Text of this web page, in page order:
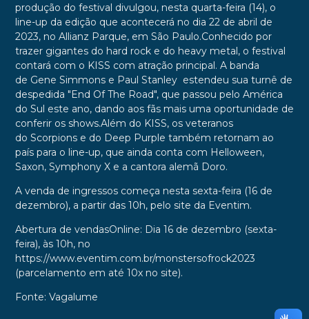
produção do festival divulgou, nesta quarta-feira (14), o
line-up da edição que acontecerá no dia 22 de abril de
2023, no Allianz Parque, em São Paulo.Conhecido por
trazer gigantes do hard rock e do heavy metal, o festival
contará com o KISS com atração principal. A banda
de Gene Simmons e Paul Stanley estendeu sua turnê de
despedida "End Of The Road", que passou pelo América
do Sul este ano, dando aos fãs mais uma oportunidade de
conferir os shows.Além do KISS, os veteranos
do Scorpions e do Deep Purple também retornam ao
país para o line-up, que ainda conta com Helloween,
Saxon, Symphony X e a cantora alemã Doro.
A venda de ingressos começa nesta sexta-feira (16 de
dezembro), a partir das 10h, pelo site da Eventim.
Abertura de vendasOnline: Dia 16 de dezembro (sexta-
feira), às 10h, no
https://www.eventim.com.br/monstersofrock2023
(parcelamento em até 10x no site).
Fonte: Vagalume